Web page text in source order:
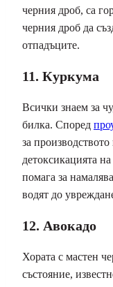
черния дроб, са
черния дроб да
отпадъците.
11. Куркума
Всички знаем за
билка. Според
за
детоксикацията
помага за
водят до
12. Авокадо
Хората с мастен
състояние,